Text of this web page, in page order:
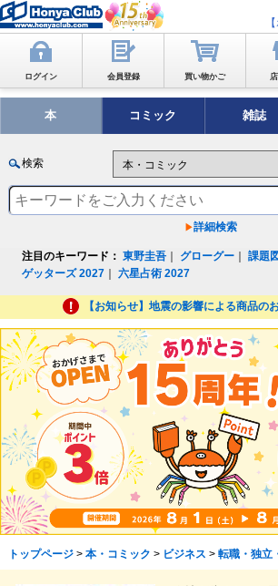
ログイン 会員登録 買い物かご
本 コミック 雑誌
検索
詳細検索
注目のキーワード： 東野圭吾 グローグー ｜課題
ゲッターズ 2027 ｜六星占術 2027
【お知らせ】地震の影響による商品の
トップページ> 本・コミック > ビジネス > 転職・独立